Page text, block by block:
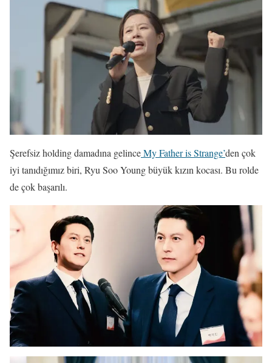
Şerefsiz holding damadına gelinceMy Father is Strange’den çok
iyi tanıdığımız biri, Ryu Soo Young büyük kızın kocası. Bu rolde
de çok başarılı.